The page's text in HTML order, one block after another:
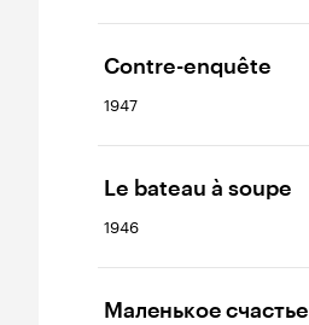
Contre-enquête
1947
Le bateau à soupe
1946
Маленькое счастье